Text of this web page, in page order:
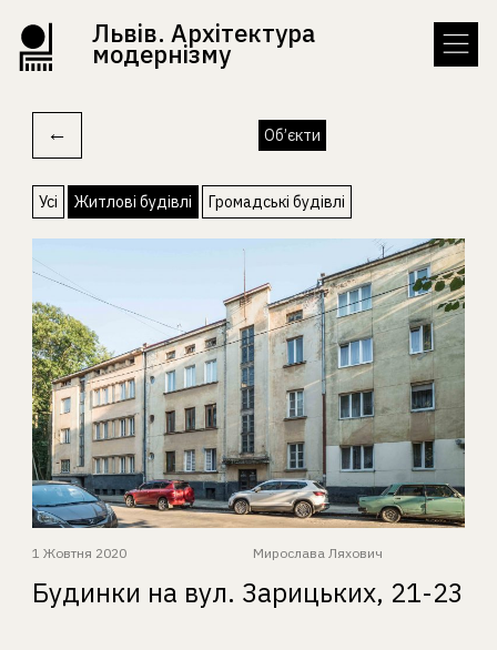
Львів. Архітектура
модернізму
← Об’єкти
Усі Житлові будівлі Громадські будівлі
1 Жовтня 2020 Мирослава Ляхович
Будинки на вул. Зарицьких, 21-23